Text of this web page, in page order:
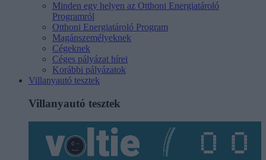
Minden egy helyen az Otthoni Energiatároló
Programról
Otthoni Energiatároló Program
Magánszemélyeknek
Cégeknek
Céges pályázat hírei
Korábbi pályázatok
Villanyautó tesztek
Villanyautó tesztek